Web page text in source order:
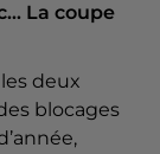
La coupe
les deux
blocages